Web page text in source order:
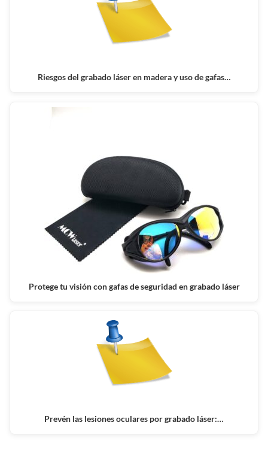
Riesgos del grabado láser en madera y uso de gafas…
Protege tu visión con gafas de seguridad en grabado láser
Prevén las lesiones oculares por grabado láser:…